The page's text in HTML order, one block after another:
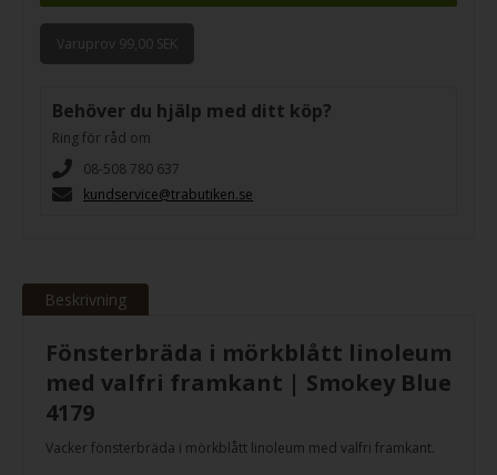
Varuprov 99,00 SEK
Behöver du hjälp med ditt köp?
Ring för råd om
08-508 780 637
kundservice@trabutiken.se
Beskrivning
Fönsterbräda i mörkblått linoleum
med valfri framkant | Smokey Blue
4179
Vacker fönsterbräda i mörkblått linoleum med valfri framkant.